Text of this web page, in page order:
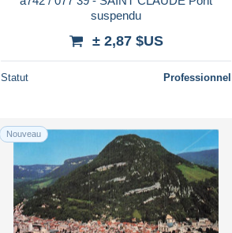
suspendu
± 2,87 $US
Statut Professionnel
Nouveau